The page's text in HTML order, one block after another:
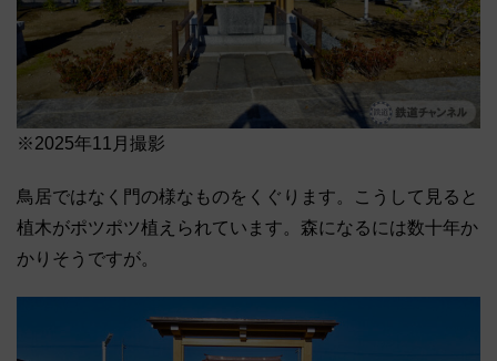
※2025年11月撮影
鳥居ではなく門の様なものをくぐります。こうして見ると
植木がポツポツ植えられています。森になるには数十年か
かりそうですが。